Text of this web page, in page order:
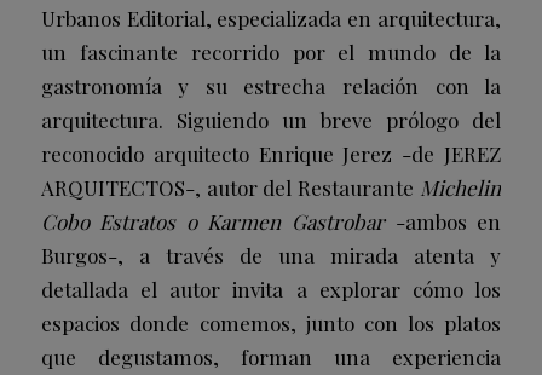
Urbanos Editorial, especializada en arquitectura,
un fascinante recorrido por el mundo de la
gastronomía y su estrecha relación con la
arquitectura. Siguiendo un breve prólogo del
reconocido arquitecto Enrique Jerez -de JEREZ
ARQUITECTOS-, autor del Restaurante Michelin
Cobo Estratos o Karmen Gastrobar-ambos en
Burgos-, a través de una mirada atenta y
detallada el autor invita a explorar cómo los
espacios donde comemos, junto con los platos
que degustamos, forman una experiencia